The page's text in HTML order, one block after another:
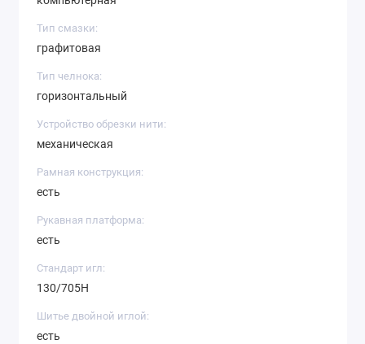
Тип смазки:
графитовая
Тип челнока:
горизонтальный
Устройство обрезки нити:
механическая
Рамная конструкция:
есть
Рукавная платформа:
есть
Стандарт игл:
130/705H
Шитье двойной иглой:
есть